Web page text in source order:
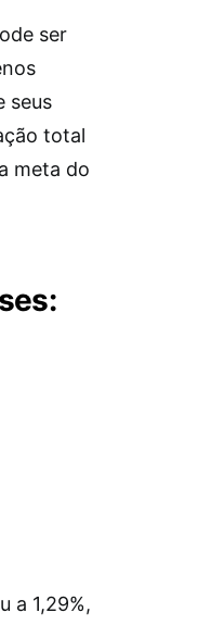
ser
seus
total
meta do
a 1,29%,